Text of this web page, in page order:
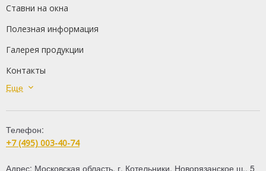
Ставни на окна
Полезная информация
Галерея продукции
Контакты
Сварные решетки
Кованые решетки
Распашные решетки
Еще
Телефон:
+7 (495) 003-40-74
Адрес: Московская область, г. Котельники, Новорязанское ш., 5